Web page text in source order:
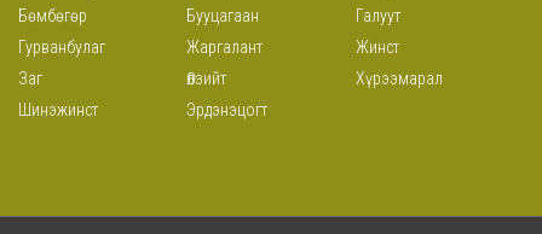
Бөмбөгөр
Бууцагаан
Галуут
Гурванбулаг
Жаргалант
Жинст
Заг
Өлзийт
Хүрээмарал
Шинэжинст
Эрдэнэцогт